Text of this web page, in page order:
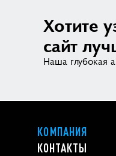
Хотите
сайт
Наша глубокая
КОМПАНИЯ
КОНТАКТЫ